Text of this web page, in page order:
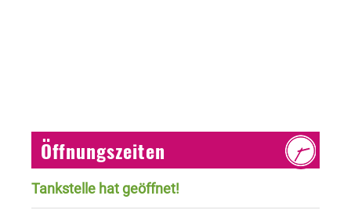
Öffnungszeiten
Tankstelle hat geöffnet!